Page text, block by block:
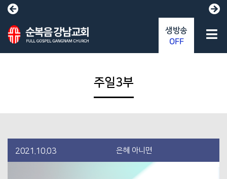
주일3부
2021.10.03 은혜 아니면
생방송
OFF